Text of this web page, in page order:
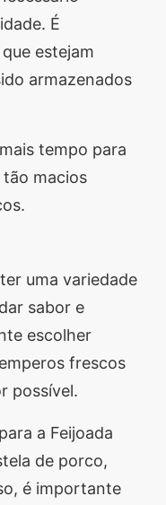
É
estejam
armazenados
tempo para
macios
uma variedade
sabor e
escolher
frescos
possível.
a Feijoada
de porco,
é importante